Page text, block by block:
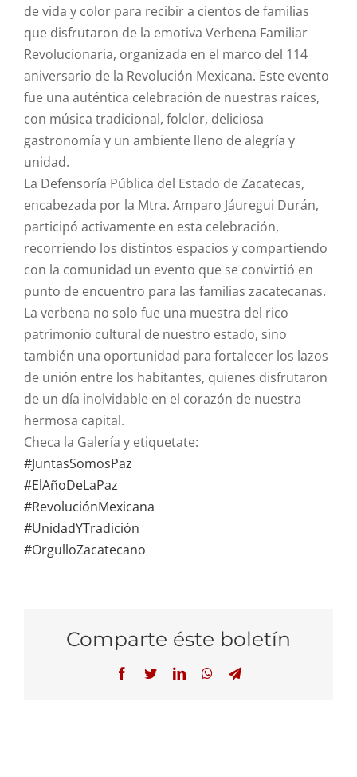
de vida y color para recibir a cientos de familias
que disfrutaron de la emotiva Verbena Familiar
Revolucionaria, organizada en el marco del 114
aniversario de la Revolución Mexicana. Este evento
fue una auténtica celebración de nuestras raíces,
con música tradicional, folclor, deliciosa
gastronomía y un ambiente lleno de alegría y
unidad.
La Defensoría Pública del Estado de Zacatecas,
encabezada por la Mtra. Amparo Jáuregui Durán,
participó activamente en esta celebración,
recorriendo los distintos espacios y compartiendo
con la comunidad un evento que se convirtió en
punto de encuentro para las familias zacatecanas.
La verbena no solo fue una muestra del rico
patrimonio cultural de nuestro estado, sino
también una oportunidad para fortalecer los lazos
de unión entre los habitantes, quienes disfrutaron
de un día inolvidable en el corazón de nuestra
hermosa capital.
Checa la Galería y etiquetate:
#JuntasSomosPaz
#ElAñoDeLaPaz
#RevoluciónMexicana
#UnidadYTradición
#OrgulloZacatecano
Comparte éste boletín
Facebook
TwitterLinkedInWhatsAppTelegram